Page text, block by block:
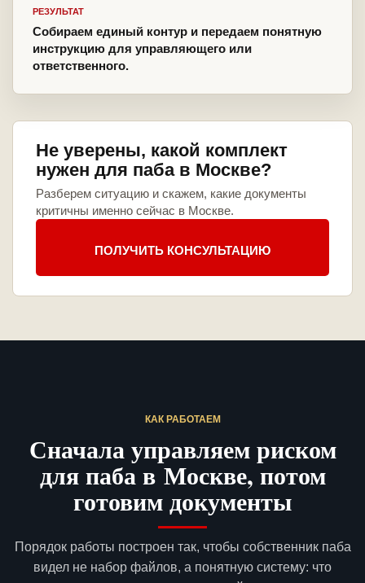
РЕЗУЛЬТАТ
Собираем единый контур и передаем понятную
инструкцию для управляющего или
ответственного.
Не уверены, какой комплект
нужен для паба в Москве?
Разберем ситуацию и скажем, какие документы
критичны именно сейчас в Москве.
ПОЛУЧИТЬ КОНСУЛЬТАЦИЮ
КАК РАБОТАЕМ
Сначала управляем риском
для паба в Москве, потом
готовим документы
Порядок работы построен так, чтобы собственник паба
видел не набор файлов, а понятную систему: что